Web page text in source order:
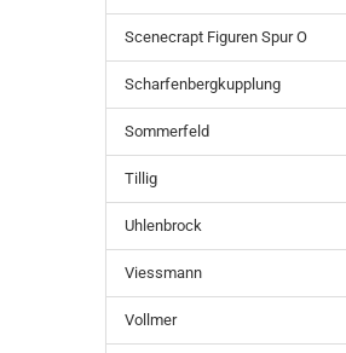
Scenecrapt Figuren Spur O
Scharfenbergkupplung
Sommerfeld
Tillig
Uhlenbrock
Viessmann
Vollmer